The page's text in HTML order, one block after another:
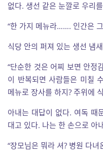
없다. 생선 같은 눈깔로 우리
“한 가지 메뉴라……. 인간은
식당 안의 퍼져 있는 생선 냄
“단순한 것은 어찌 보면 안정
이 반복되면 사람들은 미칠
메뉴로 장사를 하지? 주위에
아내는 대답이 없다. 여독 때
대고 있다. 나는 한 손으로 아
“장모님은 뭐라 셔? 병원 다